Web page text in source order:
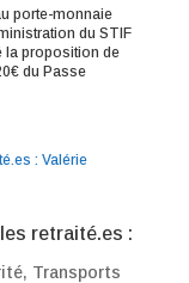
porte-monnaie
du STIF
la proposition de
du Passe
retraité.es :
, Transports